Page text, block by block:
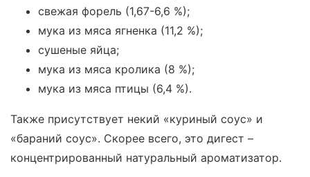
свежая форель (1,67-6,6 %);
мука из мяса ягненка (11,2 %);
сушеные яйца;
мука из мяса кролика (8 %);
мука из мяса птицы (6,4 %).
Также присутствует некий «куриный соус» и
«бараний соус». Скорее всего, это дигест –
концентрированный натуральный ароматизатор.